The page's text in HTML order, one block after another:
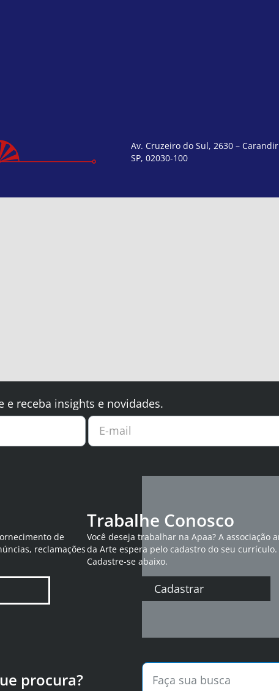
Av. Cruzeiro do Sul, 2630 –
SP, 02030-100
e receba insights e novidades.
E-mail
de
reclamações
Trabalhe Conosco
Você deseja trabalhar na Apaa? A associação
da Arte espera pelo cadastro do seu currículo.
Cadastre-se abaixo.
Cadastrar
procura?